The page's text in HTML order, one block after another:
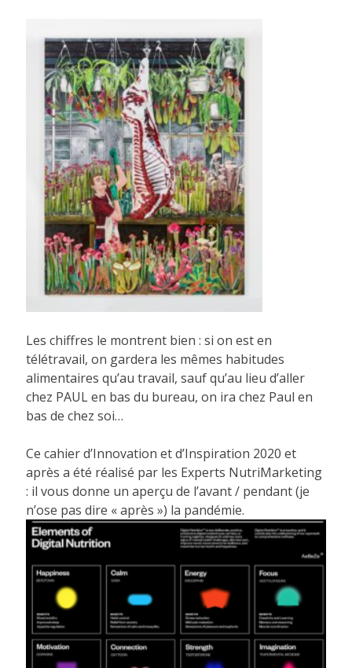
Les chiffres le montrent bien : si on est en
télétravail, on gardera les mêmes habitudes
alimentaires qu’au travail, sauf qu’au lieu d’aller
chez PAUL en bas du bureau, on ira chez Paul en
bas de chez soi…
Ce cahier d’Innovation et d’Inspiration 2020 et
après a été réalisé par les Experts NutriMarketing
: il vous donne un aperçu de l’avant / pendant (je
n’ose pas dire « après ») la pandémie.